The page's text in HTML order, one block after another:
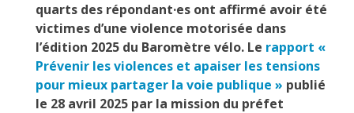
quarts des répondant·es ont affirmé avoir été
victimes d’une violence motorisée dans
l’édition 2025 du Baromètre vélo. Le rapport «
Prévenir les violences et apaiser les tensions
pour mieux partager la voie publique » publié
le 28 avril 2025 par la mission du préfet